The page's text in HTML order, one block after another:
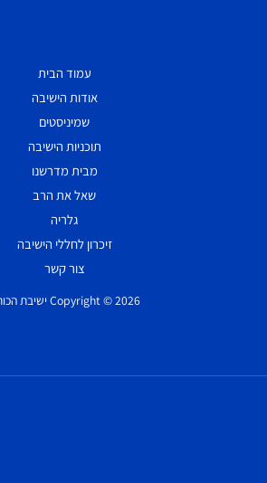
עמוד הבית
אודות הישיבה
שמיניסטים
תוכניות הישיבה
מבית מדרשנו
שאל את הרב
גלריה
זיכרון לחללי הישיבה
צור קשר
Copyright © 2026 ישיבת הכותל